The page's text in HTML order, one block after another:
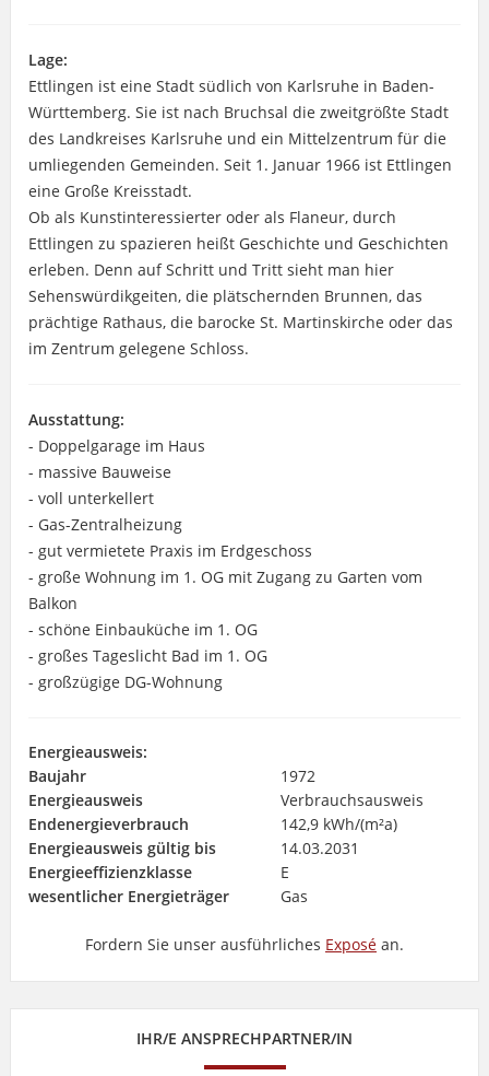
Lage:
Ettlingen ist eine Stadt südlich von Karlsruhe in Baden-
Württemberg. Sie ist nach Bruchsal die zweitgrößte Stadt
des Landkreises Karlsruhe und ein Mittelzentrum für die
umliegenden Gemeinden. Seit 1. Januar 1966 ist Ettlingen
eine Große Kreisstadt.
Ob als Kunstinteressierter oder als Flaneur, durch
Ettlingen zu spazieren heißt Geschichte und Geschichten
erleben. Denn auf Schritt und Tritt sieht man hier
Sehenswürdikgeiten, die plätschernden Brunnen, das
prächtige Rathaus, die barocke St. Martinskirche oder das
im Zentrum gelegene Schloss.
Ausstattung:
- Doppelgarage im Haus
- massive Bauweise
- voll unterkellert
- Gas-Zentralheizung
- gut vermietete Praxis im Erdgeschoss
- große Wohnung im 1. OG mit Zugang zu Garten vom
Balkon
- schöne Einbauküche im 1. OG
- großes Tageslicht Bad im 1. OG
- großzügige DG-Wohnung
Energieausweis:
Baujahr
1972
Energieausweis
Verbrauchsausweis
Endenergieverbrauch
142,9 kWh/(m²a)
Energieausweis gültig bis
14.03.2031
Energieeffizienzklasse
E
wesentlicher Energieträger
Gas
Fordern Sie unser ausführliches Exposéan.
IHR/E ANSPRECHPARTNER/IN